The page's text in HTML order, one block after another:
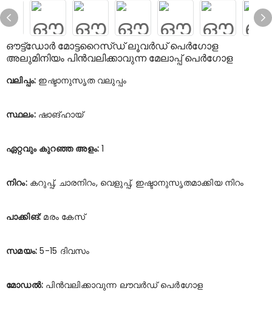
ഔട്ട്‌ഡോർ മോട്ടറൈസ്ഡ് ലൂവർഡ് പെർഗോള
അലുമിനിയം പിൻവലിക്കാവുന്ന മേലാപ്പ് പെർഗോള
വലിപ്പം: ഇഷ്ടാനുസൃത വലുപ്പം
സ്ഥലം: ഷാങ്ഹായ്
ഏറ്റവും കുറഞ്ഞ അളം:1
നിറം: കറുപ്പ്, ചാരനിറം, വെളുപ്പ്, ഇഷ്ടാനുസൃതമാക്കിയ നിറം
പാക്കിങ്: മരം കേസ്
സമയം:5-15 ദിവസം
മോഡൽ: പിൻവലിക്കാവുന്ന ലൗവർഡ് പെർഗോള